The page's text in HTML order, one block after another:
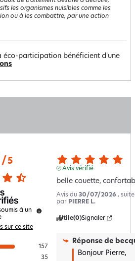
les organismes nuisibles comme les
ou à les combattre, par une action
éco-participation bénéficient d'une
/ 5
à un
sur ce site
157
35
Avis vérifié
belle couette,
Avis du 30/07/2026 ,
par PIERRE L.
Utile(0)Signaler
Réponse de
Bonjour Pierre,